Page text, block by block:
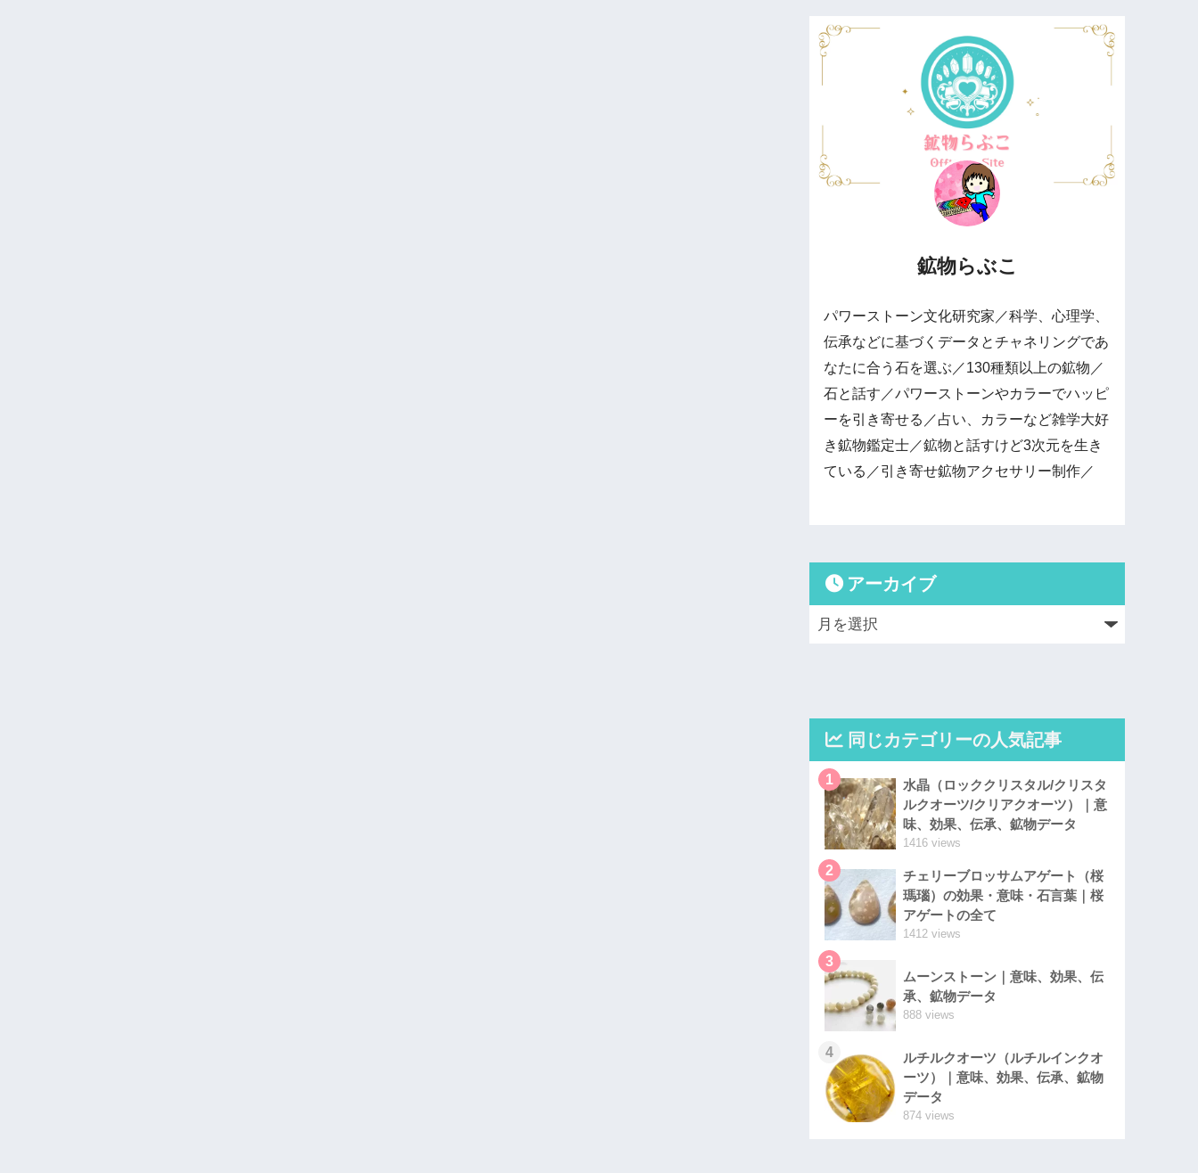
鉱物らぶこ
パワーストーン文化研究家／科学、心理学、
伝承などに基づくデータとチャネリングであ
なたに合う石を選ぶ／130種類以上の鉱物／
石と話す／パワーストーンやカラーでハッピ
ーを引き寄せる／占い、カラーなど雑学大好
き鉱物鑑定士／鉱物と話すけど3次元を生き
ている／引き寄せ鉱物アクセサリー制作／
アーカイブ
同じカテゴリーの人気記事
1
水晶（ロッククリスタル/クリスタ
ルクオーツ/クリアクオーツ）｜意
味、効果、伝承、鉱物データ
1416 views
2
チェリーブロッサムアゲート（桜
瑪瑙）の効果・意味・石言葉｜桜
アゲートの全て
1412 views
3
ムーンストーン｜意味、効果、伝
承、鉱物データ
888 views
4
ルチルクオーツ（ルチルインクオ
ーツ）｜意味、効果、伝承、鉱物
データ
874 views